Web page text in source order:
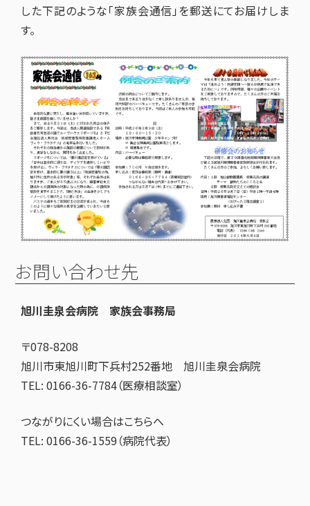
した下記のような「家族会通信」を郵送にてお届けしま
す。
お問い合わせ先
旭川圭泉会病院 家族会事務局
〒078-8208
旭川市東旭川町下兵村252番地 旭川圭泉会病院
TEL: 0166-36-7784（医療相談室）
つながりにくい場合はこちらへ
TEL: 0166-36-1559（病院代表）